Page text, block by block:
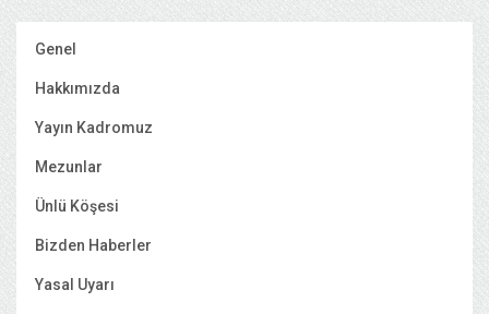
Genel
Hakkımızda
Yayın Kadromuz
Mezunlar
Ünlü Köşesi
Bizden Haberler
Yasal Uyarı